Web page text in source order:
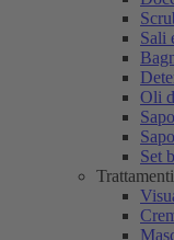
Sali
Oli
Set